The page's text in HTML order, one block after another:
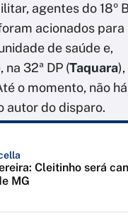
agentes do 18º
acionados para
de saúde e,
32ª DP (Taquara
o momento, não há
autor do disparo.
Cleitinho será
MG